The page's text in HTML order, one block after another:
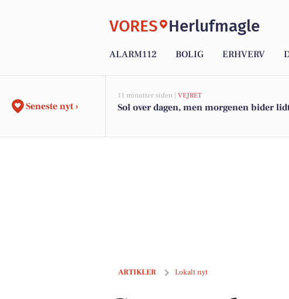
VORES Herlufmagle
ALARM112 BOLIG ERHVERV
Seneste nyt ›
11 minutter siden | VEJRET
Sol over dagen, men morgenen bider
ARTIKLER Lokalt nyt
Grøn omdannelse på vej i Næstved: